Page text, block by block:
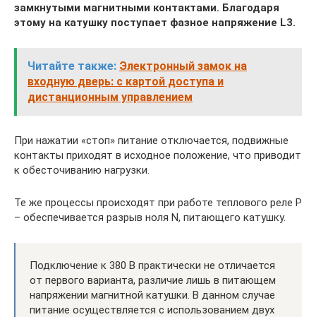
замкнутыми магнитными контактами. Благодаря
этому на катушку поступает фазное напряжение L3.
Читайте также: Электронный замок на
входную дверь: с картой доступа и
дистанционным управлением
При нажатии «стоп» питание отключается, подвижные
контакты приходят в исходное положение, что приводит
к обесточиванию нагрузки.
Те же процессы происходят при работе теплового реле Р
– обеспечивается разрыв ноля N, питающего катушку.
Подключение к 380 В практически не отличается
от первого варианта, различие лишь в питающем
напряжении магнитной катушки. В данном случае
питание осуществляется с использованием двух